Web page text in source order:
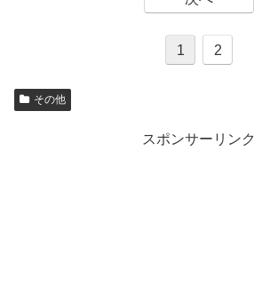
1 2
その他
スポンサーリンク